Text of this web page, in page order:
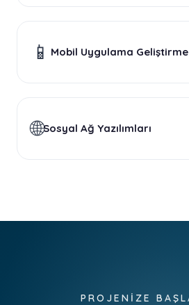
📱 Mobil Uygulama Geliştirme
🌐Sosyal Ağ Yazılımları
PROJENİZE